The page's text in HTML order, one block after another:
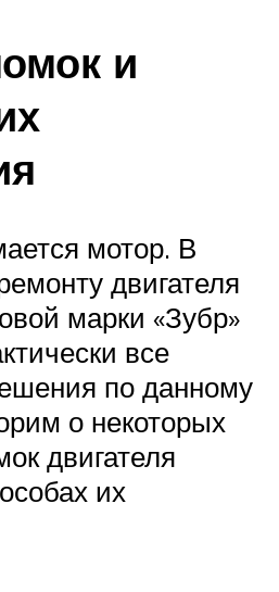
и
мотор. В
двигателя
марки «Зубр»
все
по данному
о некоторых
двигателя
их